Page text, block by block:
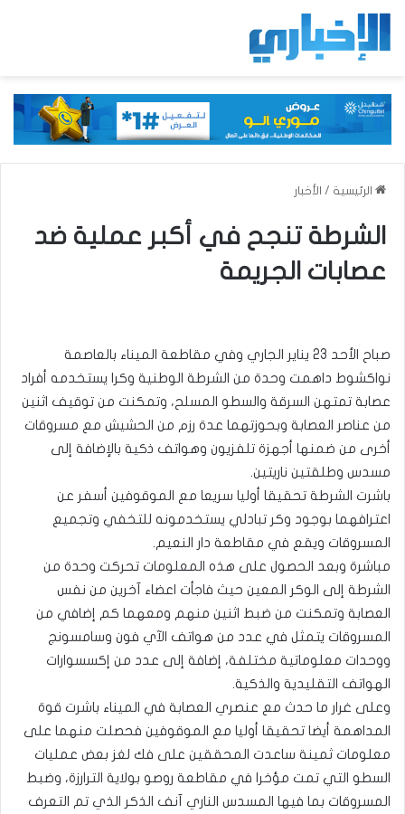
الرئيسية / الأخبار
الشرطة تنجح في أكبر عملية ضد
عصابات الجريمة
صباح الأحد 23 يناير الجاري وفي مقاطعة الميناء بالعاصمة
نواكشوط داهمت وحدة من الشرطة الوطنية وكرا يستخدمه أفراد
عصابة تمتهن السرقة والسطو المسلح، وتمكنت من توقيف اثنين
من عناصر العصابة وبحوزتهما عدة رزم من الحشيش مع مسروقات
أخرى من ضمنها أجهزة تلفزيون وهواتف ذكية بالإضافة إلى
مسدس وطلقتين ناريتين.
باشرت الشرطة تحقيقا أوليا سريعا مع الموقوفين أسفر عن
اعترافهما بوجود وكر تبادلي يستخدمونه للتخفي وتجميع
المسروقات ويقع في مقاطعة دار النعيم.
مباشرة وبعد الحصول على هذه المعلومات تحركت وحدة من
الشرطة إلى الوكر المعين حيث فاجأت اعضاء آخرين من نفس
العصابة وتمكنت من ضبط اثنين منهم ومعهما كم إضافي من
المسروقات يتمثل في عدد من هواتف الآي فون وسامسونج
ووحدات معلوماتية مختلفة، إضافة إلى عدد من إكسسوارات
الهواتف التقليدية والذكية.
وعلى غرار ما حدث مع عنصري العصابة في الميناء باشرت قوة
المداهمة أيضا تحقيقا أوليا مع الموقوفين فحصلت منهما على
معلومات ثمينة ساعدت المحققين على فك لغز بعض عمليات
السطو التي تمت مؤخرا في مقاطعة روصو بولاية الترارزة، وضبط
المسروقات بما فيها المسدس الناري آنف الذكر الذي تم التعرف